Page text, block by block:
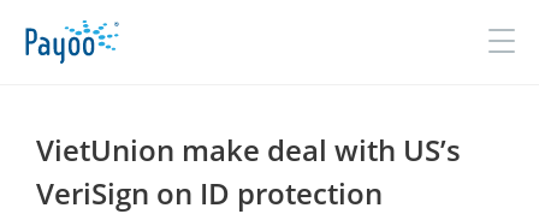
VietUnion make deal with US’s
VeriSign on ID protection